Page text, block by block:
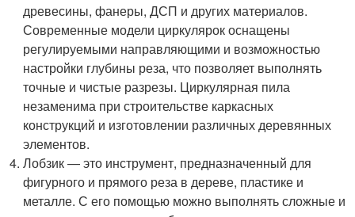
древесины, фанеры, ДСП и других материалов.
Современные модели циркулярок оснащены
регулируемыми направляющими и возможностью
настройки глубины реза, что позволяет выполнять
точные и чистые разрезы. Циркулярная пила
незаменима при строительстве каркасных
конструкций и изготовлении различных деревянных
элементов.
Лобзик — это инструмент, предназначенный для
фигурного и прямого реза в дереве, пластике и
металле. С его помощью можно выполнять сложные и